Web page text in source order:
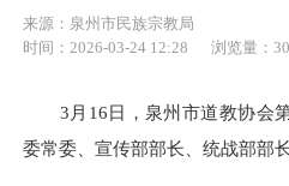
来源：泉州市民族宗教局
时间：2026-03-24 12:28
浏览量：
3 月 16日，泉州市道教协会
委常委、宣传部部长、统战部部